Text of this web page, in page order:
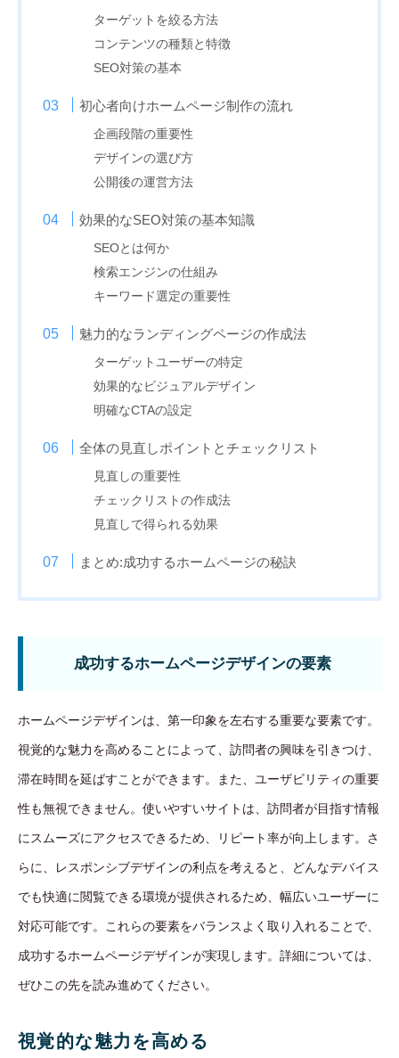
ターゲットを絞る方法
コンテンツの種類と特徴
SEO対策の基本
初心者向けホームページ制作の流れ
企画段階の重要性
デザインの選び方
公開後の運営方法
効果的なSEO対策の基本知識
SEOとは何か
検索エンジンの仕組み
キーワード選定の重要性
魅力的なランディングページの作成法
ターゲットユーザーの特定
効果的なビジュアルデザイン
明確なCTAの設定
全体の見直しポイントとチェックリスト
見直しの重要性
チェックリストの作成法
見直しで得られる効果
まとめ:成功するホームページの秘訣
成功するホームページデザインの要素
ホームページデザインは、第一印象を左右する重要な要素です。
視覚的な魅力を高めることによって、訪問者の興味を引きつけ、
滞在時間を延ばすことができます。また、ユーザビリティの重要
性も無視できません。使いやすいサイトは、訪問者が目指す情報
にスムーズにアクセスできるため、リピート率が向上します。さ
らに、レスポンシブデザインの利点を考えると、どんなデバイス
でも快適に閲覧できる環境が提供されるため、幅広いユーザーに
対応可能です。これらの要素をバランスよく取り入れることで、
成功するホームページデザインが実現します。詳細については、
ぜひこの先を読み進めてください。
視覚的な魅力を高める